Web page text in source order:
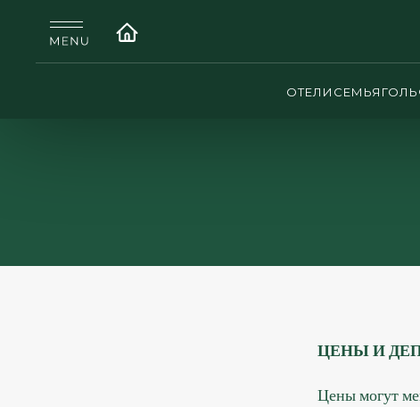
ОТЕЛИ СЕМЬЯ
ЦЕНЫ И
Цены могут